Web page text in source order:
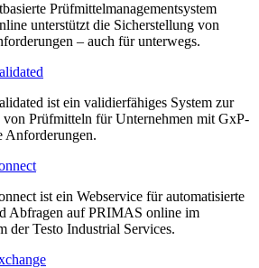
Prüfmittelmanagementsystem
unterstützt die Sicherstellung von
– auch für unterwegs.
ist ein validierfähiges System zur
Prüfmitteln für Unternehmen mit GxP-
Anforderungen.
ist ein Webservice für automatisierte
Abfragen auf PRIMAS online im
der Testo Industrial Services.